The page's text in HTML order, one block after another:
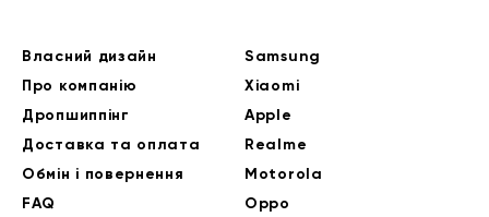
Власний дизайн
Про компанію
Дропшиппінг
Доставка та оплата
Обмін і повернення
FAQ
Samsung
Xiaomi
Apple
Realme
Motorola
Oppo